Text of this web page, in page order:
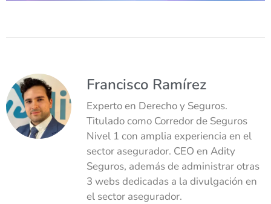
Francisco Ramírez
Experto en Derecho y Seguros.
Titulado como Corredor de Seguros
Nivel 1 con amplia experiencia en el
sector asegurador. CEO en Adity
Seguros, además de administrar otras
3 webs dedicadas a la divulgación en
el sector asegurador.